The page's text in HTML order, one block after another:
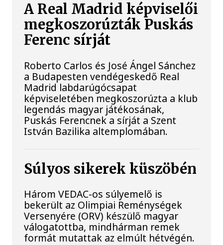
A Real Madrid képviselői
megkoszorúzták Puskás
Ferenc sírját
Roberto Carlos és José Ángel Sánchez
a Budapesten vendégeskedő Real
Madrid labdarúgócsapat
képviseletében megkoszorúzta a klub
legendás magyar játékosának,
Puskás Ferencnek a sírját a Szent
István Bazilika altemplomában.
Súlyos sikerek küszöbén
Három VEDAC-os súlyemelő is
bekerült az Olimpiai Reménységek
Versenyére (ORV) készülő magyar
válogatottba, mindhárman remek
formát mutattak az elmúlt hétvégén.